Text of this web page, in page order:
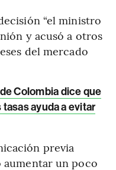
“el ministro
y acusó a otros
del mercado
Colombia dice que
ayuda a evitar
previa
aumentar un poco